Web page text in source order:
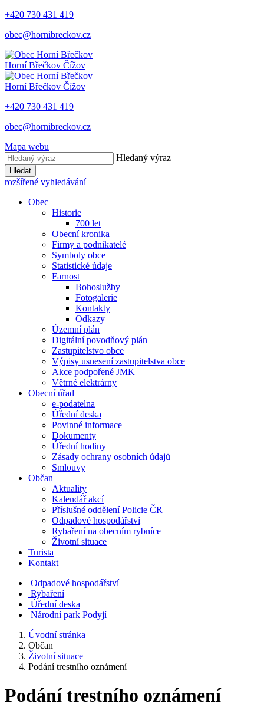
+420 730 431 419
obec@hornibreckov.cz
Horní Břečkov Čížov
Horní Břečkov Čížov
+420 730 431 419
obec@hornibreckov.cz
Mapa webu
Hledaný výraz
Hledat
rozšířené vyhledávání
Obec
Historie
700 let
Obecní kronika
Firmy a podnikatelé
Symboly obce
Statistické údaje
Farnost
Bohoslužby
Fotogalerie
Kontakty
Odkazy
Územní plán
Digitální povodňový plán
Zastupitelstvo obce
Výpisy usnesení zastupitelstva obce
Akce podpořené JMK
Větrné elektrárny
Obecní úřad
e-podatelna
Úřední deska
Povinné informace
Dokumenty
Úřední hodiny
Zásady ochrany osobních údajů
Smlouvy
Občan
Aktuality
Kalendář akcí
Příslušné oddělení Policie ČR
Odpadové hospodářství
Rybaření na obecním rybníce
Životní situace
Turista
Kontakt
Odpadové hospodářství
Rybaření
Úřední deska
Národní park Podyjí
Úvodní stránka
Občan
Životní situace
Podání trestního oznámení
Podání trestního oznámení